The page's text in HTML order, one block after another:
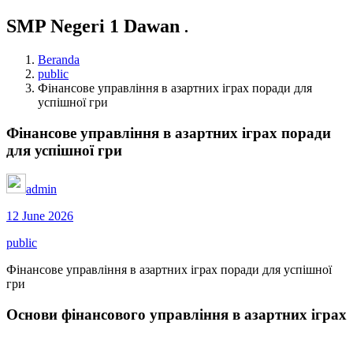
SMP Negeri 1 Dawan .
Beranda
public
Фінансове управління в азартних іграх поради для
успішної гри
Фінансове управління в азартних іграх поради
для успішної гри
admin
12 June 2026
public
Фінансове управління в азартних іграх поради для успішної
гри
Основи фінансового управління в азартних іграх